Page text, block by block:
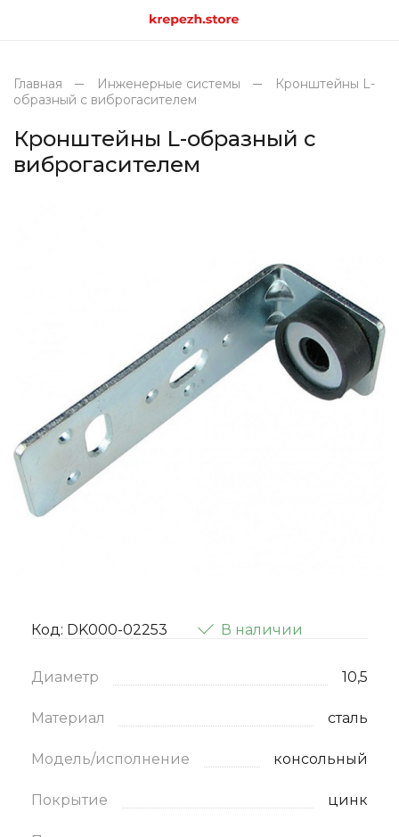
Главная Инженерные системы
Кронштейны L-
образный с виброгасителем
Кронштейны L-образный с
виброгасителем
Код: DK000-02253 В наличии
Диаметр 10,5
Материал сталь
Модель/исполнение консольный
Покрытие цинк